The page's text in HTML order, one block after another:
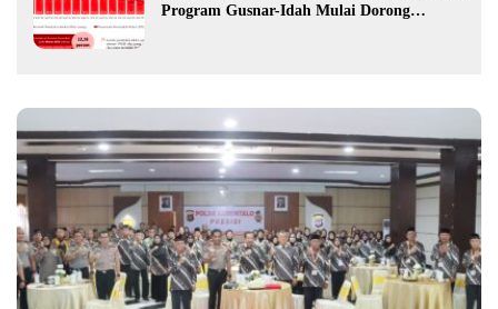
Program Gusnar-Idah Mulai Dorong